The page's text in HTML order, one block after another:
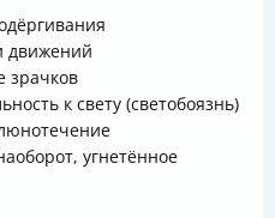
движений
зрачков
к свету (светобоязнь)
угнетённое